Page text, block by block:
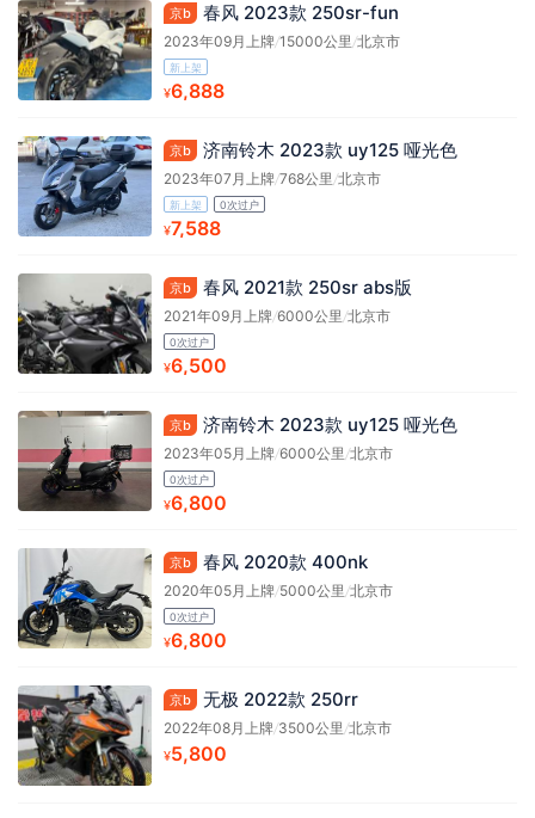
京b 春风 2023款 250sr-fun
2023年09月上牌/15000公里/北京市
新上架
¥6,888
京b 济南铃木 2023款 uy125 哑光色
2023年07月上牌/768公里/北京市
新上架 0次过户
¥7,588
京b 春风 2021款 250sr abs版
2021年09月上牌/6000公里/北京市
0次过户
¥6,500
京b 济南铃木 2023款 uy125 哑光色
2023年05月上牌/6000公里/北京市
0次过户
¥6,800
京b 春风 2020款 400nk
2020年05月上牌/5000公里/北京市
0次过户
¥6,800
京b 无极 2022款 250rr
2022年08月上牌/3500公里/北京市
¥5,800